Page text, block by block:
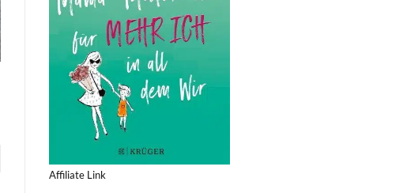
Affiliate Link